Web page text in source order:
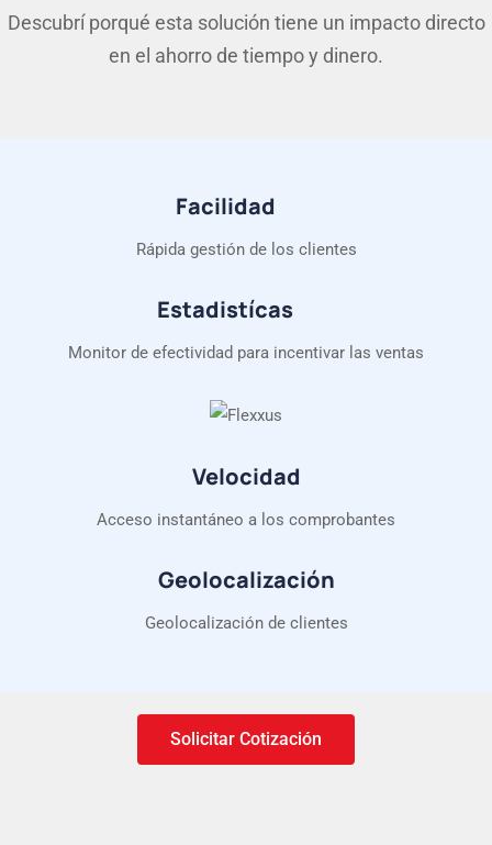
Descubrí porqué esta solución tiene un impacto directo
en el ahorro de tiempo y dinero.
Facilidad
Rápida gestión de los clientes
Estadistícas
Monitor de efectividad para incentivar las ventas
Velocidad
Acceso instantáneo a los comprobantes
Geolocalización
Geolocalización de clientes
Solicitar Cotización